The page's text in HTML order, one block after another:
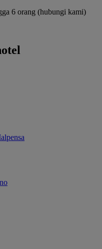
6 orang (hubungi kami)